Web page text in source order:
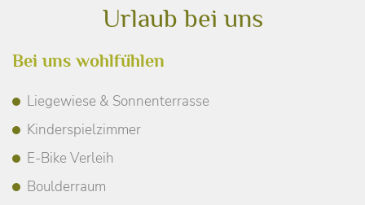
Urlaub bei uns
Bei uns wohlfühlen
Liegewiese & Sonnenterrasse
Kinderspielzimmer
E-Bike Verleih
Boulderraum